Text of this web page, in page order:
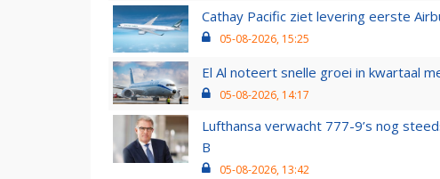
Cathay Pacific ziet levering eerste
05-08-2026, 15:25
El Al noteert snelle groei in kwartaal
05-08-2026, 14:17
Lufthansa verwacht 777-9’s nog
B
05-08-2026, 13:42